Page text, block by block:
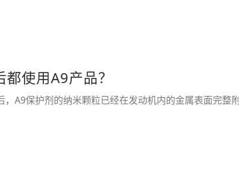
使用A9产品？
，A9保护剂的纳米颗粒已经在发动机内的金属表面完整